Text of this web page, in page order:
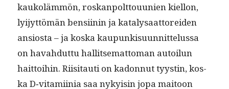
kaukoläm­mön, roskan­polt­tou­u­nien kiel­lon,
lyi­jyt­tömän ben­si­inin ja katalysaat­tor­ei­den
ansios­ta – ja kos­ka kaupunkisu­un­nit­telus­sa
on havah­dut­tu hal­lit­se­mat­toman autoilun
hait­toi­hin. Riisi­tau­ti on kadon­nut tyystin, kos­
ka D‑vitamiinia saa nyky­isin jopa maitoon